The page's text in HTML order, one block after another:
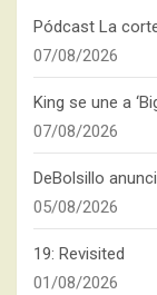
Pódcast La
07/08/2026
King se une a
07/08/2026
DeBolsillo
05/08/2026
19: Revisited
01/08/2026